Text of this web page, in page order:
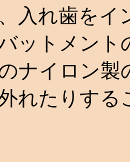
入れ歯をイ
ットメント
ナイロン製
れたりする